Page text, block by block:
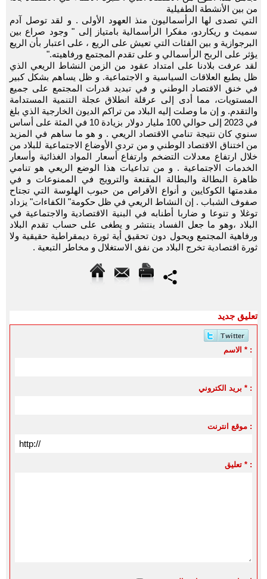
من بين الأنشطة الطفيلية
التي تصدى لها الرأسماليون منذ العهود الأولى . و لقد توصل آدم
سميث و ريكاردو، مفكرا الرأسمالية بامتياز إلى " وجود صراع بين
البرجوازية و بين الفئات التي تعيش على الريع ، على اعتبار بأن الريع
يؤثر على الربح الرأسمالي و على تقدم المجتمع ورفاهيته."
لقد عرفت بلادنا على امتداد عقود من الزمن النشاط الريعي الذي
ظل يطبع العلاقات السياسية و الاجتماعية. و ظل يساهم بشكل كبير
في خنق الاقتصاد الوطني و في تبديد قدرات المجتمع على جميع
المستويات، مما أدى إلى عرقلة انطلاق عجلة التنمية المستدامة
والتقدم. و إن ما وصلت إليه البلاد من تراكم الديون الخارجية الذي بلغ
في 2023 إلى حوالي 100 مليار دولار بزيادة 10 في المئة على أساس
سنوي كان نتيجة تنامي الاقتصاد الريعي . و هو ما ساهم في المزيد
من اختناق الاقتصاد الوطني و من تردي الأوضاع الاجتماعية للبلاد من
خلال ارتفاع معدلات التضخم وارتفاع أسعار المواد الغذائية وأسعار
الخدمات الاجتماعية . و من تداعيات هذا الوضع الريعي هو تنامي
ظاهرة البطالة والبطالة المقنعة والترويج في الممنوعات و في
مقدمتها الكوكايين و أنواع الأقراص من حبوب الهلوسة التي تجتاح
صفوف الشباب . إن النشاط الريعي في ظل حكومة" الكفاءات" يزداد
توغلا و تنوعا و ضاربا أطنابه في البنية الاقتصادية والاجتماعية في
البلاد ،وهو ما جعل الفساد ينتشر و يطغى على حساب تقدم البلاد
ورفاهية المجتمع ويحول دون تحقيق أية ثورة ديمقراطية حقيقية ولا
ثورة اقتصادية تخرج البلاد من نفق الاستغلال و مخاطر التبعية .
تعليق جديد
الاسم * :
بريد الكتروني * :
موقع انترنت :
تعليق * :